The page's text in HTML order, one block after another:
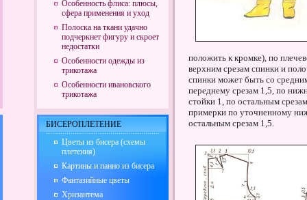
положить к кромке), по
верхним срезам спинки и
спинки может быть со
переднему срезам 1,5, по
стойки 1, по остальным
примерки по уточненному
остальным срезам 1,5.
Особенность флиса: плюсы,
сфера применения и уход
Полоска на ткани удачно
подчеркнет фигуру и скроет
недостатки
Особенности одежды из
трикотажа
Особенности ивановского
трикотажа
БИСЕРОПЛЕТЕНИЕ
Цветы из бисера (схемы
плетения)
Картины и панно из бисера
Фантазийные цветы
Хризантема